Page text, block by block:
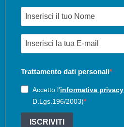
Trattamento dati personali
Accetto l'informativa privacy
D.Lgs.196/2003)
ISCRIVITI